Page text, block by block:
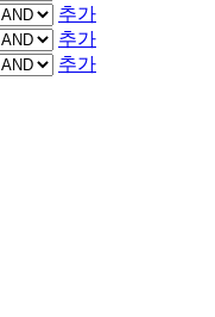
추가
추가
추가